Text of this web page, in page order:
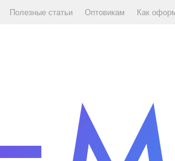
Полезные статьи Оптовикам Как